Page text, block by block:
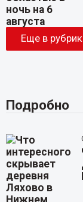
Еще в
Подробно